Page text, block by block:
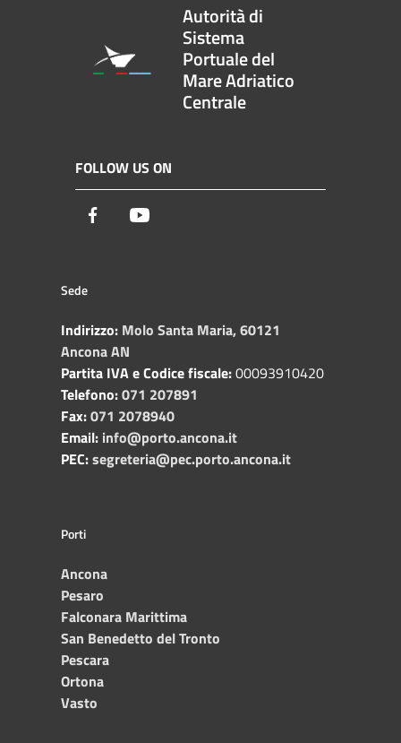
Autorità di
Sistema
Portuale del
Mare Adriatico
Centrale
FOLLOW US ON
Facebook
Sede
Indirizzo: Molo Santa Maria, 60121
Ancona AN
Partita IVA e Codice fiscale:00093910420
Telefono:071 207891
Fax:071 2078940
Email: info@porto.ancona.it
PEC:segreteria@pec.porto.ancona.it
Porti
Ancona
Pesaro
Falconara Marittima
San Benedetto del Tronto
Pescara
Ortona
Vasto